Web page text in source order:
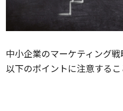
中小企業のマーケティング戦
以下のポイントに注意するこ